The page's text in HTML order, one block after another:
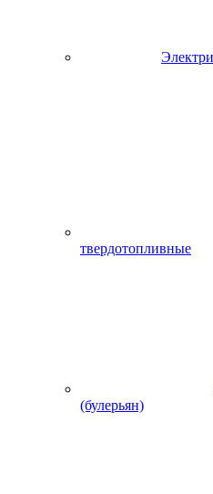
твердотопливные
(булерьян)